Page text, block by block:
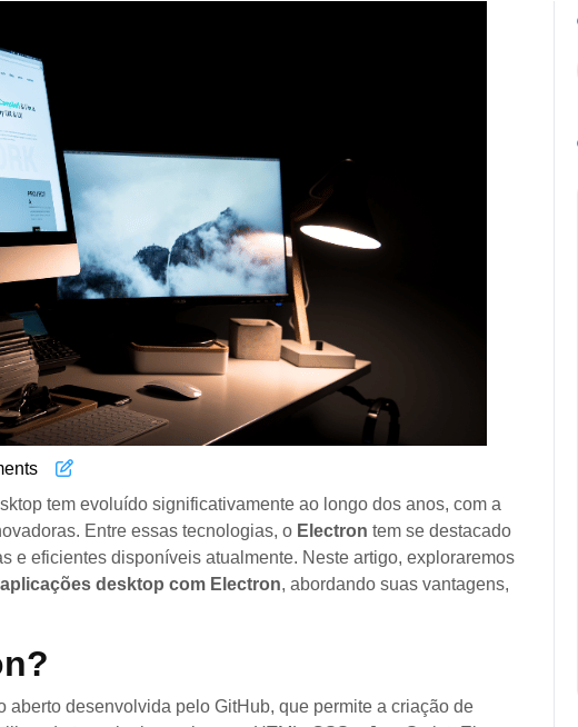
tem evoluído significativamente ao longo dos anos, com a
Entre essas tecnologias, o Electron tem se destacado
e eficientes disponíveis atualmente. Neste artigo, exploraremos
desktop com Electron, abordando suas vantagens,
aberto desenvolvida pelo GitHub, que permite a criação de